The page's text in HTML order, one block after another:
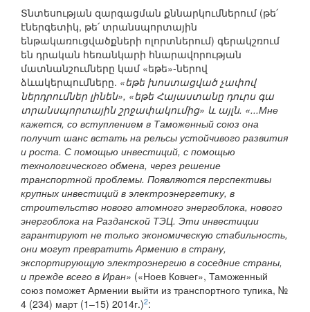
Տնտեսության զարգացման քննարկումներում (թե՛
էներգետիկ, թե՛ տրանսպորտային
ենթակառուցվածքների ոլորտներում) գերակշռում
են դրական հեռանկարի հնարավորության
մատնանշումները կամ «եթե»-ներով
ձևակերպումները. «եթե խոստացված չափով
ներդրումներ լինեն», «եթե Հայաստանը դուրս գա
տրանսպորտային շրջափակումից» և այլն. «...Мне
кажется, со вступлением в Таможенный союз она
получит шанс встать на рельсы устойчивого развития
и роста. С помощью инвестиций, с помощью
технологического обмена, через решение
транспортной проблемы. Появляются перспективы
крупных инвестиций в электроэнергетику, в
строительство нового атомного энергоблока, нового
энергоблока на Разданской ТЭЦ. Эти инвестиции
гарантируют не только экономическую стабильность,
они могут превратить Армению в страну,
экспортирующую электроэнергию в соседние страны,
и прежде всего в Иран» («Ноев Ковчег», Таможенный
союз поможет Армении выйти из транспортного тупика, №
4 (234) март (1–15) 2014г.)2: